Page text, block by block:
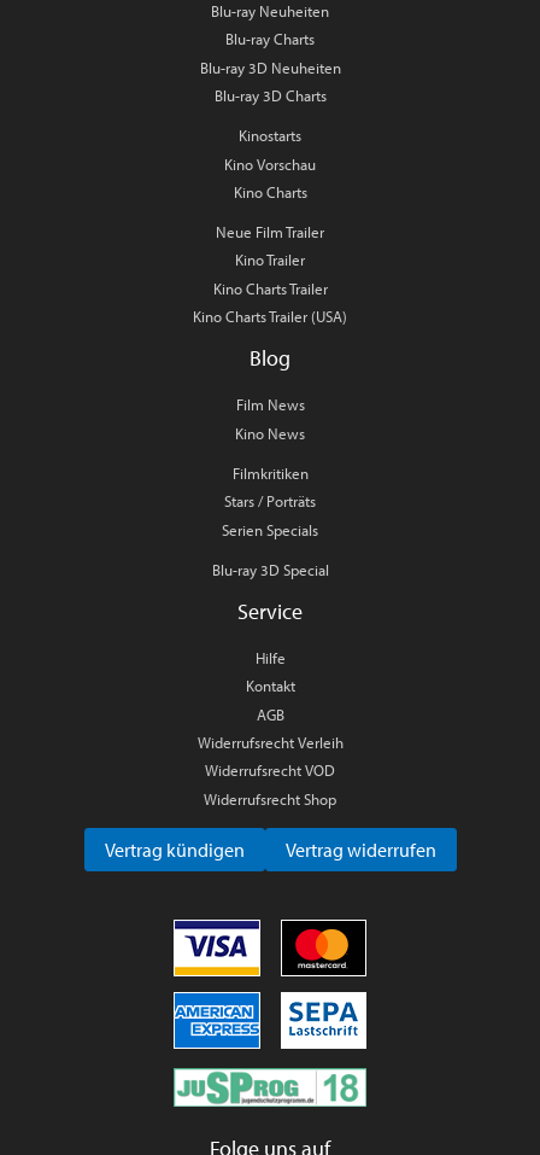
Blu-ray Neuheiten
Blu-ray Charts
Blu-ray 3D Neuheiten
Blu-ray 3D Charts
Kinostarts
Kino Vorschau
Kino Charts
Neue Film Trailer
Kino Trailer
Kino Charts Trailer
Kino Charts Trailer (USA)
Blog
Film News
Kino News
Filmkritiken
Stars / Porträts
Serien Specials
Blu-ray 3D Special
Service
Hilfe
Kontakt
AGB
Widerrufsrecht Verleih
Widerrufsrecht VOD
Widerrufsrecht Shop
Vertrag kündigen Vertrag widerrufen
Folge uns auf